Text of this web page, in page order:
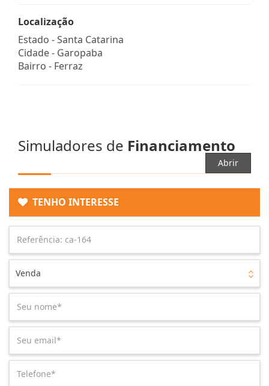
Localização
Estado -Santa Catarina
Cidade - Garopaba
Bairro - Ferraz
Simuladores de Financiamento
Abrir
TENHO INTERESSE
Venda